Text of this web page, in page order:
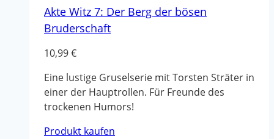
Akte Witz 7: Der Berg der bösen
Bruderschaft
10,99€
Eine lustige Gruselserie mit Torsten Sträter in
einer der Hauptrollen. Für Freunde des
trockenen Humors!
Produkt kaufen